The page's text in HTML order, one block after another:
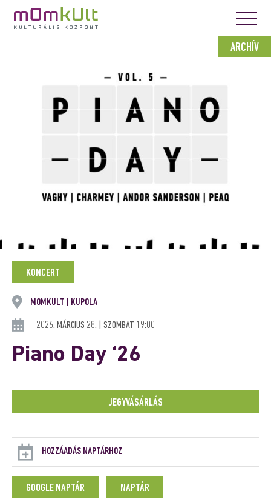
ARCHÍV
KONCERT
MOMKULT KUPOLA
2026. MÁRCIUS 28. | SZOMBAT 19:00
Piano Day ‘26
JEGYVÁSÁRLÁS
HOZZÁADÁS NAPTÁRHOZ
GOOGLE NAPTÁR NAPTÁR